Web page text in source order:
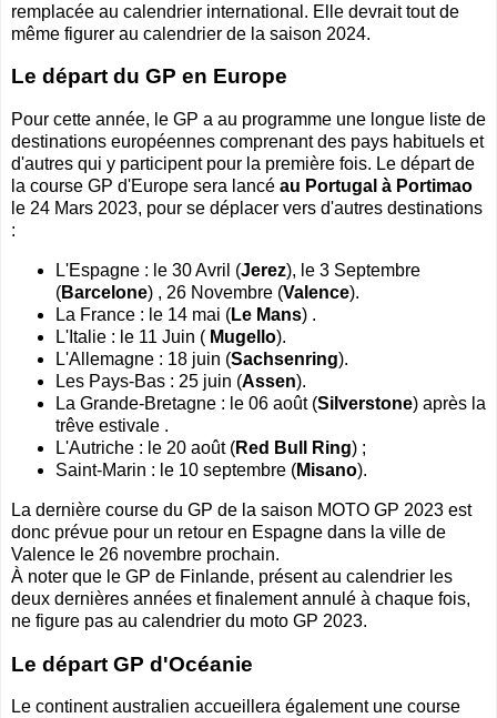
remplacée au calendrier international. Elle devrait tout de
même figurer au calendrier de la saison 2024.
Le départ du GP en Europe
Pour cette année, le GP a au programme une longue liste de
destinations européennes comprenant des pays habituels et
d'autres qui y participent pour la première fois. Le départ de
la course GP d'Europe sera lancé au Portugal à Portimao
le 24 Mars 2023, pour se déplacer vers d'autres destinations
:
L'Espagne : le 30 Avril (Jerez), le 3 Septembre
(Barcelone) , 26 Novembre (Valence).
La France : le 14 mai (Le Mans) .
L'Italie : le 11 Juin ( Mugello).
L'Allemagne : 18 juin (Sachsenring).
Les Pays-Bas : 25 juin (Assen).
La Grande-Bretagne : le 06 août (Silverstone) après la
trêve estivale .
L'Autriche : le 20 août (Red Bull Ring) ;
Saint-Marin : le 10 septembre (Misano).
La dernière course du GP de la saison MOTO GP 2023 est
donc prévue pour un retour en Espagne dans la ville de
Valence le 26 novembre prochain.
À noter que le GP de Finlande, présent au calendrier les
deux dernières années et finalement annulé à chaque fois,
ne figure pas au calendrier du moto GP 2023.
Le départ GP d'Océanie
Le continent australien accueillera également une course